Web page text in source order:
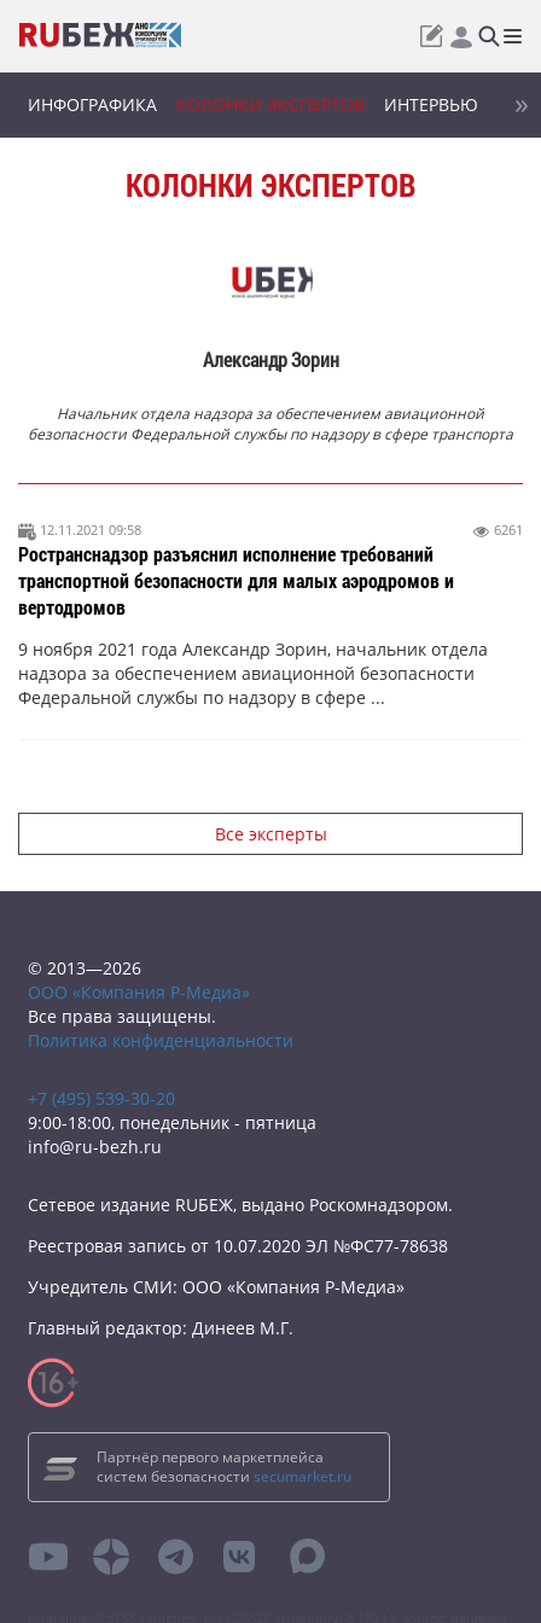
ИНФОГРАФИКА КОЛОНКИ ЭКСПЕРТОВ ИНТЕРВЬЮ
КОЛОНКИ ЭКСПЕРТОВ
Александр Зорин
Начальник отдела надзора за обеспечением авиационной
безопасности Федеральной службы по надзору в сфере транспорта
12.11.2021 09:58 6261
Ространснадзор разъяснил исполнение требований
транспортной безопасности для малых аэродромов и
вертодромов
9 ноября 2021 года Александр Зорин, начальник отдела
надзора за обеспечением авиационной безопасности
Федеральной службы по надзору в сфере ...
Все эксперты
© 2013—2026
ООО «Компания Р-Медиа»
Все права защищены.
Политика конфиденциальности
+7 (495) 539-30-20
9:00-18:00, понедельник - пятница
info@ru-bezh.ru
Сетевое издание RUБЕЖ, выдано Роскомнадзором.
Реестровая запись от 10.07.2020 ЭЛ №ФС77-78638
Учредитель СМИ: ООО «Компания Р-Медиа»
Главный редактор: Динеев М.Г.
Партнёр первого маркетплейса
систем безопасности secumarket.ru